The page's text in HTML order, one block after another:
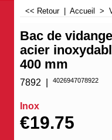
<< Retour Accueil >
Bac de
acier
400 mm
7892 4026947078922
Inox
€19.75